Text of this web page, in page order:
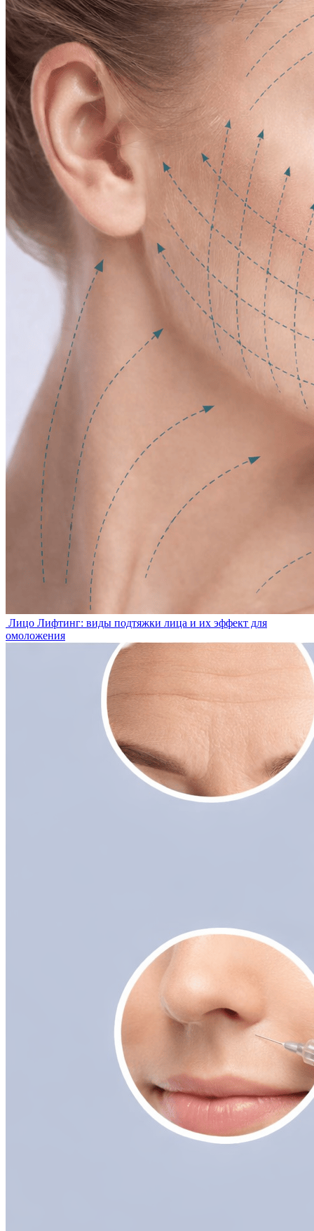
Лицо Лифтинг: виды подтяжки лица и их эффект для
омоложения